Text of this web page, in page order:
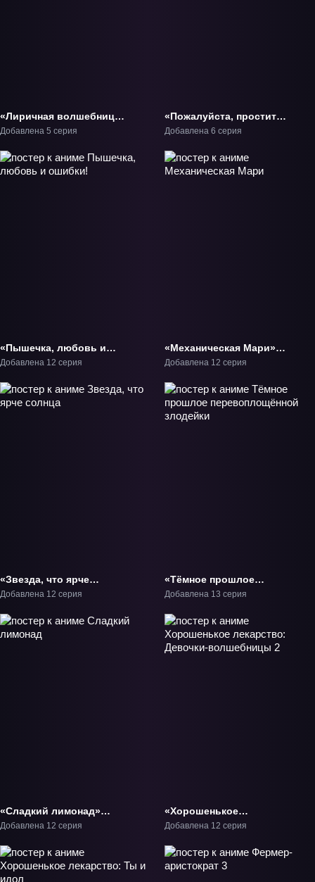
«Лиричная волшебница
Наноха: Опередители —
возмездия» ТВ-1
Добавлена 5 серия
«Пожалуйста, простите
моих младших братьев»
Добавлена 6 серия
«Пышечка, любовь и
ошибки!» ТВ-1
Добавлена 12 серия
«Механическая Мари»
ТВ-1
Добавлена 12 серия
«Звезда, что ярче
солнца» ТВ-1
Добавлена 12 серия
«Тёмное прошлое
перевоплощённой
Добавлена 13 серия
«Сладкий лимонад»
ТВ-1
Добавлена 12 серия
«Хорошенькое
лекарство: Девочки-
Добавлена 12 серия